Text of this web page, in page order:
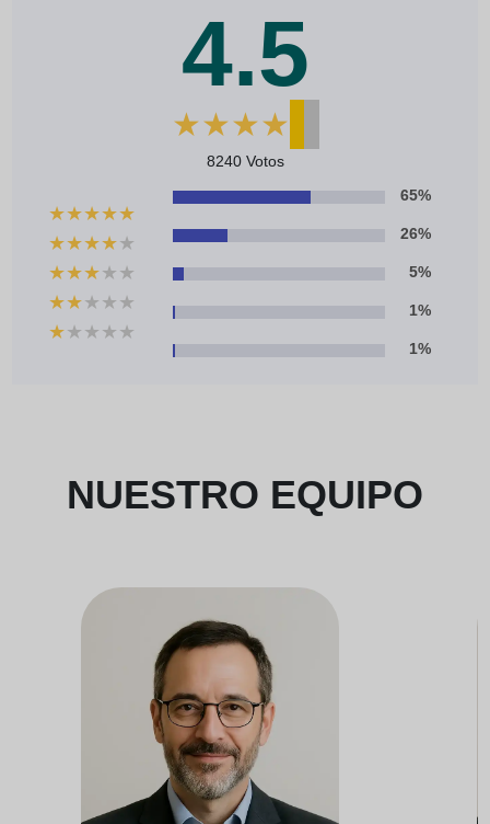
4.5
★★★★
8240 Votos
★★★★★
★★★★★
★★★★ ★
★★★ ★ ★
★★ ★ ★ ★
65%
26%
5%
1%
1%
NUESTRO EQUIPO